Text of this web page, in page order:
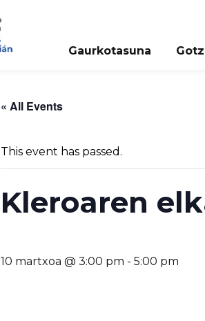
Gaurkotasuna
« All Events
This event has passed.
Kleroaren
10 martxoa @ 3:00 pm - 5:00 pm